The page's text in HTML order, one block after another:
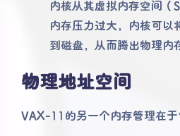
内核从其虚拟内存空间（
内存压力过大，内核可以
到磁盘，从而腾出物理内
物理地址空间
VAX-11的另一个内存管理在于